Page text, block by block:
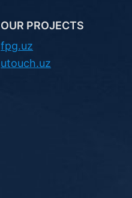
OUR PROJECTS
fpg.uz
utouch.uz